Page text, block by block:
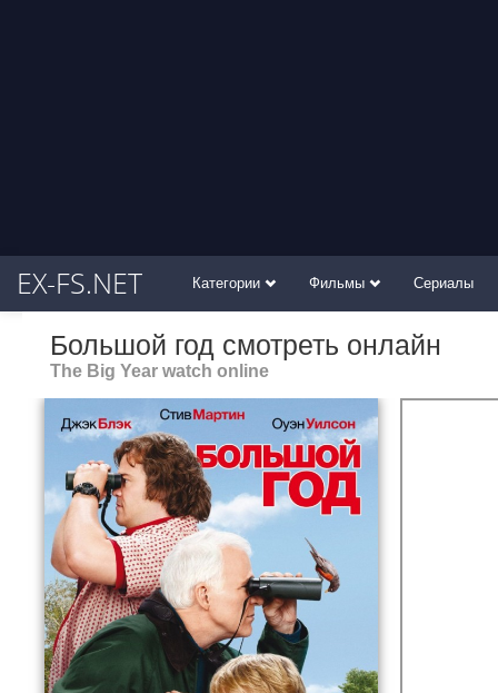
EX-FS.NET Категории Фильмы Сериалы
Большой год смотреть онлайн
The Big Year watch online